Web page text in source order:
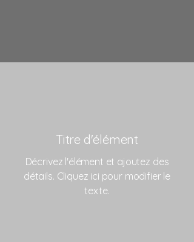
Titre d'élément
Décrivez l'élément et ajoutez des
détails. Cliquez ici pour modifier le
texte.